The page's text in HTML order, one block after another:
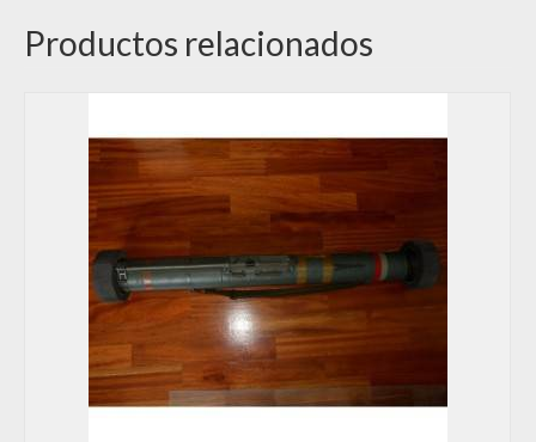
Productos relacionados